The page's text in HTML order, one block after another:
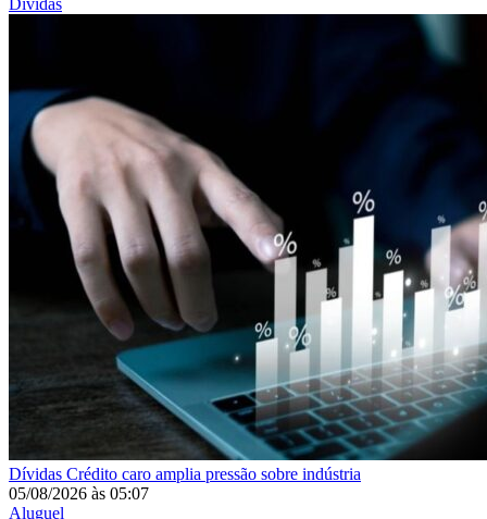
Dívidas Crédito caro amplia pressão sobre indústria
05/08/2026 às 05:07
Aluguel